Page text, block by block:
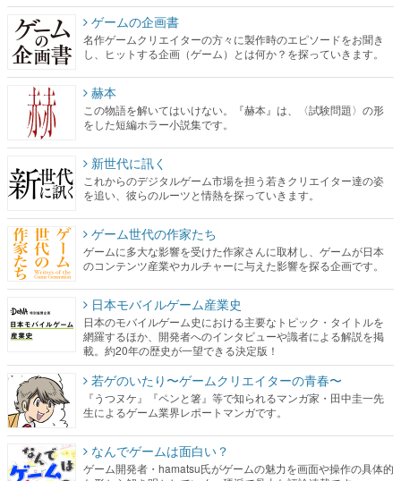
ゲームの企画書
名作ゲームクリエイターの方々に製作時のエピソードをお聞き
し、ヒットする企画（ゲーム）とは何か？を探っていきます。
赫本
この物語を解いてはいけない。『赫本』は、〈試験問題〉の形
をした短編ホラー小説集です。
新世代に訊く
これからのデジタルゲーム市場を担う若きクリエイター達の姿
を追い、彼らのルーツと情熱を探っていきます。
ゲーム世代の作家たち
ゲームに多大な影響を受けた作家さんに取材し、ゲームが日本
のコンテンツ産業やカルチャーに与えた影響を探る企画です。
日本モバイルゲーム産業史
日本のモバイルゲーム史における主要なトピック・タイトルを
網羅するほか、開発者へのインタビューや識者による解説を掲
載。約20年の歴史が一望できる決定版！
若ゲのいたり〜ゲームクリエイターの青春〜
『うつヌケ』『ペンと箸』等で知られるマンガ家・田中圭一先
生によるゲーム業界レポートマンガです。
なんでゲームは面白い？
ゲーム開発者・hamatsu氏がゲームの魅力を画面や操作の具体的